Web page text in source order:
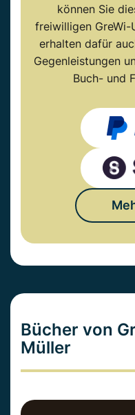
können Sie
freiwilligen
erhalten dafür
Gegenleistungen
Buch- und
Bücher von
Müller